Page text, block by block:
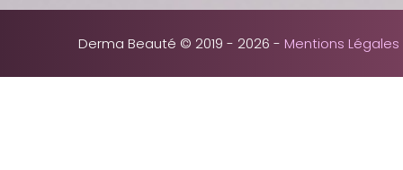
Derma Beauté © 2019 - 2026 - Mentions Légales